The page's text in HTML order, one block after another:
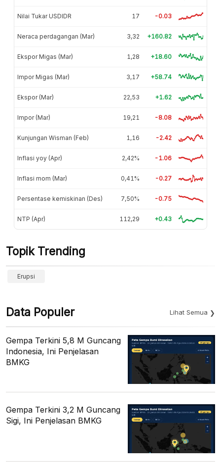
Nilai Tukar USDIDR 17 -0.03
Neraca perdagangan (Mar) 3,32 +160.82
Ekspor Migas (Mar) 1,28 +18.60
Impor Migas (Mar) 3,17 +58.74
Ekspor (Mar) 22,53 +1.62
Impor (Mar) 19,21 -8.08
Kunjungan Wisman (Feb) 1,16 -2.42
Inflasi yoy (Apr) 2,42% -1.06
Inflasi mom (Mar) 0,41% -0.27
Persentase kemiskinan (Des) 7,50% -0.75
NTP (Apr) 112,29 +0.43
Topik Trending
Erupsi
Data Populer Lihat Semua
Gempa Terkini 5,8 M Guncang
Indonesia, Ini Penjelasan
BMKG
Gempa Terkini 3,2 M Guncang
Sigi, Ini Penjelasan BMKG